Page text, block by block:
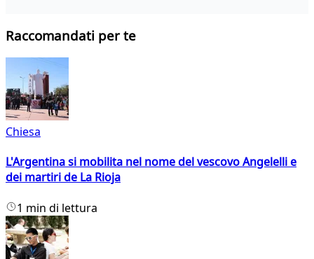
Raccomandati per te
Chiesa
L'Argentina si mobilita nel nome del vescovo Angelelli e
dei martiri de La Rioja
1 min di lettura